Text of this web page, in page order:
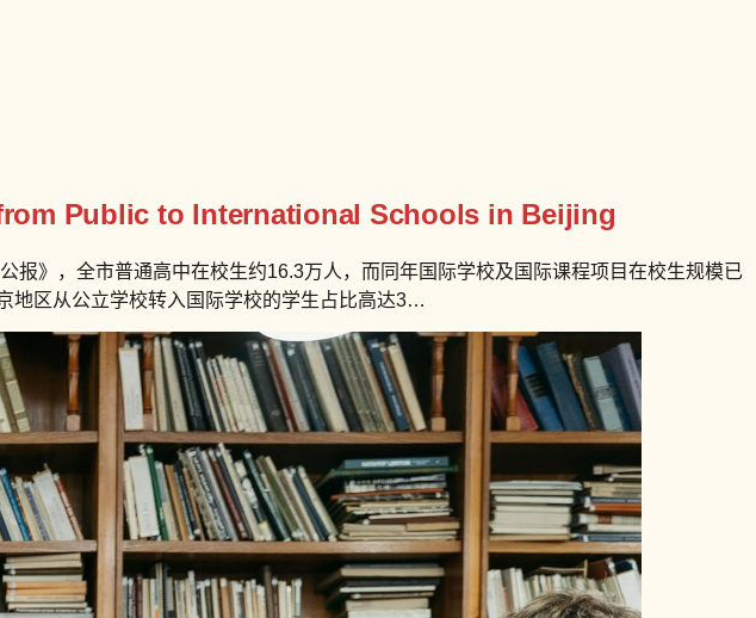
Public to International Schools in Beijing
报》，全市普通高中在校生约16.3万人，而同年国际学校及国际课程项目在校生规模已
地区从公立学校转入国际学校的学生占比高达3…